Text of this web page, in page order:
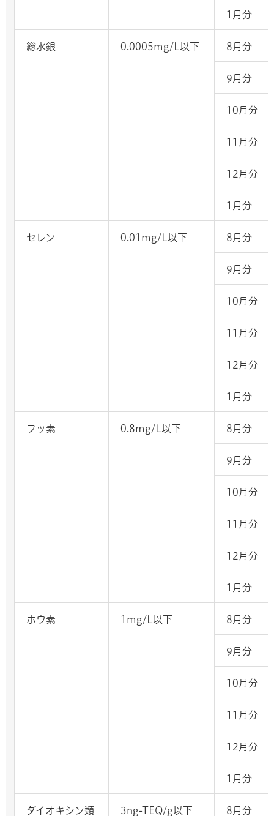
1月分
総水銀 0.0005mg/L以下 8月分
9月分
10月分
11月分
12月分
1月分
セレン 0.01mg/L以下 8月分
9月分
10月分
11月分
12月分
1月分
フッ素 0.8mg/L以下 8月分
9月分
10月分
11月分
12月分
1月分
ホウ素 1mg/L以下 8月分
9月分
10月分
11月分
12月分
1月分
ダイオキシン類 3ng-TEQ/g以下 8月分